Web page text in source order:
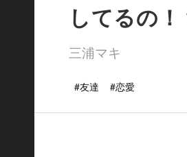
してるの
三浦マキ
#友達 #恋愛